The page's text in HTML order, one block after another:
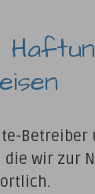
die wir zur